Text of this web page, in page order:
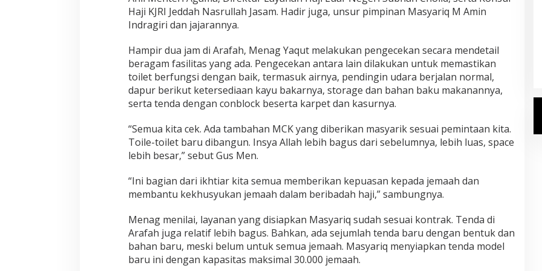
n
J
a
a
h
B
e
r
b
a
d
Haji KJRI Jeddah Nasrullah Jasam. Hadir juga, unsur pimpinan Masyariq M Amin
Indragiri dan jajarannya.
Hampir dua jam di Arafah, Menag Yaqut melakukan pengecekan secara mendetail
beragam fasilitas yang ada. Pengecekan antara lain dilakukan untuk memastikan
toilet berfungsi dengan baik, termasuk airnya, pendingin udara berjalan normal,
dapur berikut ketersediaan kayu bakarnya, storage dan bahan baku makanannya,
serta tenda dengan conblock beserta karpet dan kasurnya.
“Semua kita cek. Ada tambahan MCK yang diberikan masyarik sesuai pemintaan kita.
Toile-toilet baru dibangun. Insya Allah lebih bagus dari sebelumnya, lebih luas, space
lebih besar,” sebut Gus Men.
“Ini bagian dari ikhtiar kita semua memberikan kepuasan kepada jemaah dan
membantu kekhusyukan jemaah dalam beribadah haji,” sambungnya.
Menag menilai, layanan yang disiapkan Masyariq sudah sesuai kontrak. Tenda di
Arafah juga relatif lebih bagus. Bahkan, ada sejumlah tenda baru dengan bentuk dan
bahan baru, meski belum untuk semua jemaah. Masyariq menyiapkan tenda model
baru ini dengan kapasitas maksimal 30.000 jemaah.
Jemaah Haji 2027
Di Haji | Senin, 20 Juli 2026